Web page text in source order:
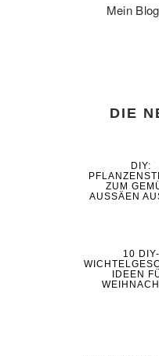
Mein
DIE
DIY:
ZUM
AUSSÄEN
10 DIY-
IDEEN